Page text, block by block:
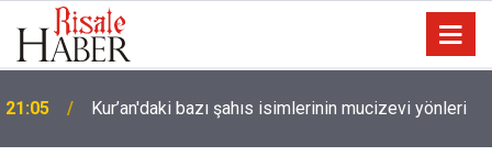
20:02
kin kustu